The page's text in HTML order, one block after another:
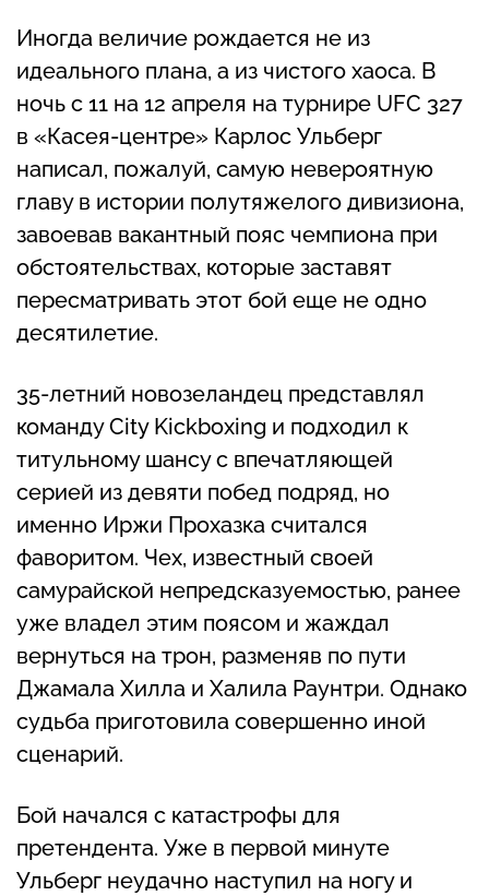
Иногда величие рождается не из
идеального плана, а из чистого хаоса. В
ночь с 11 на 12 апреля на турнире UFC 327
в «Касея-центре» Карлос Ульберг
написал, пожалуй, самую невероятную
главу в истории полутяжелого дивизиона,
завоевав вакантный пояс чемпиона при
обстоятельствах, которые заставят
пересматривать этот бой еще не одно
десятилетие.
35-летний новозеландец представлял
команду City Kickboxing и подходил к
титульному шансу с впечатляющей
серией из девяти побед подряд, но
именно Иржи Прохазка считался
фаворитом. Чех, известный своей
самурайской непредсказуемостью, ранее
уже владел этим поясом и жаждал
вернуться на трон, разменяв по пути
Джамала Хилла и Халила Раунтри. Однако
судьба приготовила совершенно иной
сценарий.
Бой начался с катастрофы для
претендента. Уже в первой минуте
Ульберг неудачно наступил на ногу и